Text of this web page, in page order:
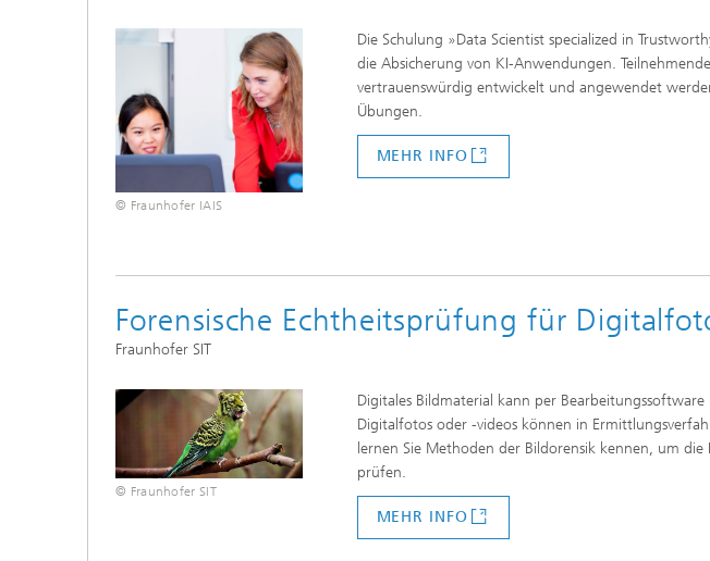
© Fraunhofer IAIS
Die Schulung »Data Scientist specialized in
die Absicherung von KI-Anwendungen.
vertrauenswürdig entwickelt und angewendet
Übungen.
MEHR INFO
Forensische Echtheitsprüfung für
Fraunhofer SIT
© Fraunhofer SIT
Digitales Bildmaterial kann per
Digitalfotos oder -videos können in
lernen Sie Methoden der Bildorensik kennen, um
prüfen.
MEHR INFO